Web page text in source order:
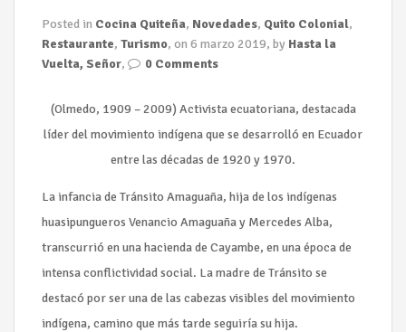
Posted in Cocina Quiteña, Novedades, Quito Colonial,
Restaurante, Turismo, on 6 marzo 2019, by Hasta la
Vuelta, Señor, 0 Comments
(Olmedo, 1909 – 2009) Activista ecuatoriana, destacada
líder del movimiento indígena que se desarrolló en Ecuador
entre las décadas de 1920 y 1970.
La infancia de Tránsito Amaguaña, hija de los indígenas
huasipungueros Venancio Amaguaña y Mercedes Alba,
transcurrió en una hacienda de Cayambe, en una época de
intensa conflictividad social. La madre de Tránsito se
destacó por ser una de las cabezas visibles del movimiento
indígena, camino que más tarde seguiría su hija.